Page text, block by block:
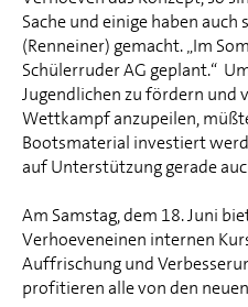
Sache und einige haben
(Renneiner) gemacht. „Im
Schülerruder AG geplant.“
Jugendlichen zu fördern und
Wettkampf anzupeilen,
Bootsmaterial investiert
auf Unterstützung gerade
Am Samstag, dem 18. Juni
Verhoeveneinen internen
Auffrischung und
profitieren alle von den